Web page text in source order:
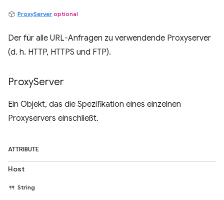
ProxyServer optional
Der für alle URL-Anfragen zu verwendende Proxyserver
(d. h. HTTP, HTTPS und FTP).
ProxyServer
Ein Objekt, das die Spezifikation eines einzelnen
Proxyservers einschließt.
ATTRIBUTE
Host
String